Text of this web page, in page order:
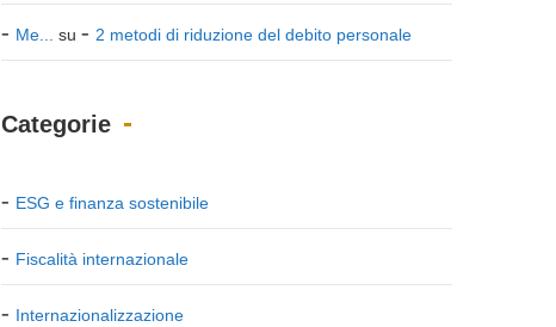
Me... su 2 metodi di riduzione del debito personale
Categorie
ESG e finanza sostenibile
Fiscalità internazionale
Internazionalizzazione